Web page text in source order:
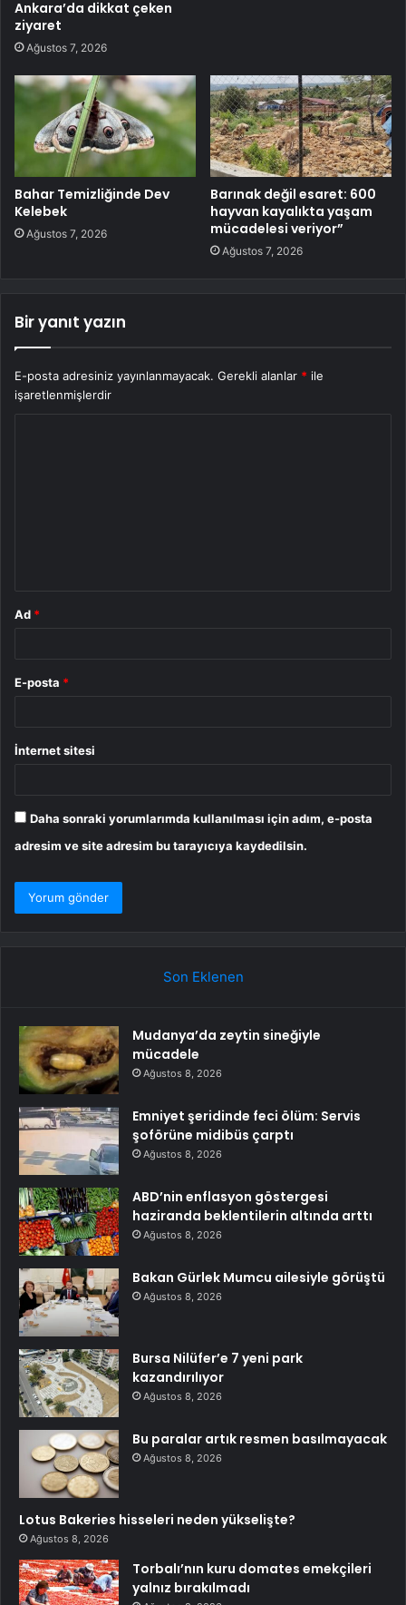
Ankara’da dikkat çeken
ziyaret
Ağustos 7, 2026
Bahar Temizliğinde Dev
Kelebek
Ağustos 7, 2026
Barınak değil esaret: 600
hayvan kayalıkta yaşam
mücadelesi veriyor”
Ağustos 7, 2026
Bir yanıt yazın
E-posta adresiniz yayınlanmayacak. Gerekli alanlar * ile
işaretlenmişlerdir
Ad *
E-posta *
İnternet sitesi
Daha sonraki yorumlarımda kullanılması için adım, e-posta
adresim ve site adresim bu tarayıcıya kaydedilsin.
Son Eklenen
Mudanya’da zeytin sineğiyle
mücadele
Ağustos 8, 2026
Emniyet şeridinde feci ölüm: Servis
şoförüne midibüs çarptı
Ağustos 8, 2026
ABD’nin enflasyon göstergesi
haziranda beklentilerin altında arttı
Ağustos 8, 2026
Bakan Gürlek Mumcu ailesiyle görüştü
Ağustos 8, 2026
Bursa Nilüfer’e 7 yeni park
kazandırılıyor
Ağustos 8, 2026
Bu paralar artık resmen basılmayacak
Ağustos 8, 2026
Lotus Bakeries hisseleri neden yükselişte?
Ağustos 8, 2026
Torbalı’nın kuru domates emekçileri
yalnız bırakılmadı